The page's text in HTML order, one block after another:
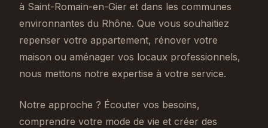
à Saint-Romain-en-Gier et dans les communes
environnantes du Rhône. Que vous souhaitiez
repenser votre appartement, rénover votre
maison ou aménager vos locaux professionnels,
nous mettons notre expertise à votre service.
Notre approche ? Écouter vos besoins,
comprendre votre mode de vie et créer des